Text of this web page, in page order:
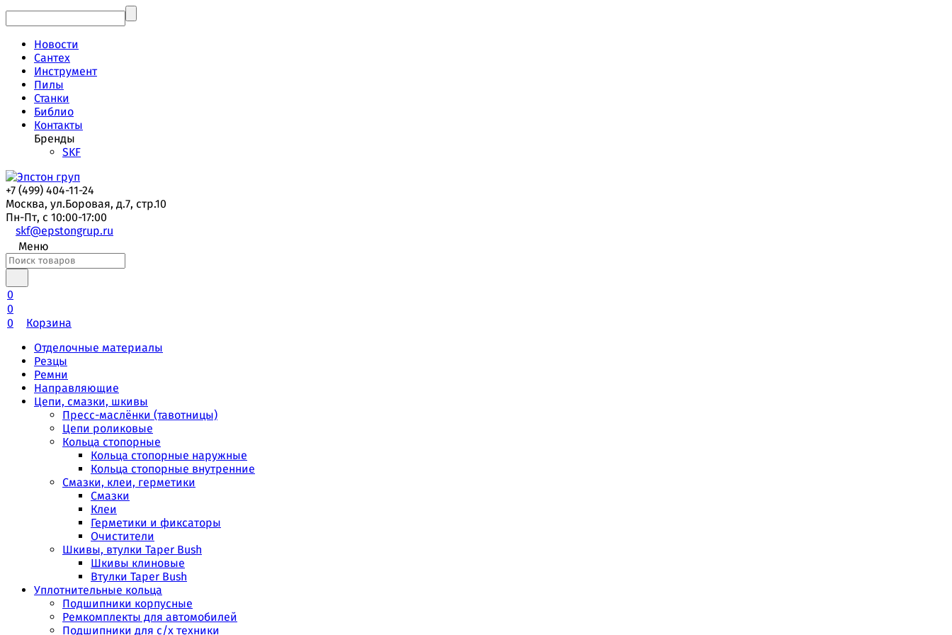
Новости
Сантех
Инструмент
Пилы
Станки
Библио
Контакты
Бренды
SKF
+7 (499) 404-11-24
Москва, ул.Боровая, д.7, стр.10
Пн-Пт, с 10:00-17:00
skf@epstongrup.ru
Меню
0
0
0
Корзина
Отделочные материалы
Резцы
Ремни
Направляющие
Цепи, смазки, шкивы
Пресс-маслёнки (тавотницы)
Цепи роликовые
Кольца стопорные
Кольца стопорные наружные
Кольца стопорные внутренние
Смазки, клеи, герметики
Смазки
Клеи
Герметики и фиксаторы
Очистители
Шкивы, втулки Taper Bush
Шкивы клиновые
Втулки Taper Bush
Уплотнительные кольца
Подшипники корпусные
Ремкомплекты для автомобилей
Подшипники для с/х техники